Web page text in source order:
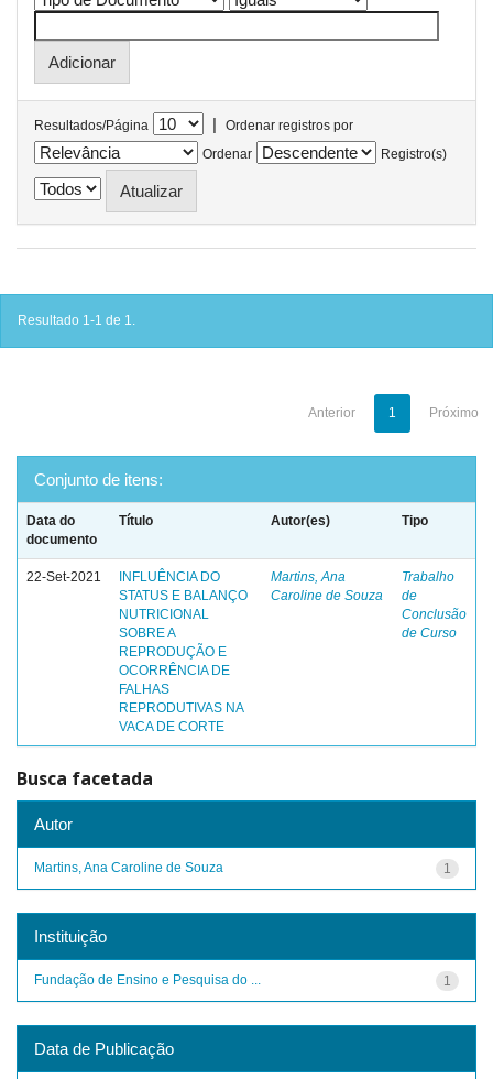
Resultados/Página |
Ordenar registros por
Ordenar
Registro(s)
Resultado 1-1 de 1.
Anterior 1 Próximo
Conjunto de itens:
Data do
documento
Título Autor(es) Tipo
22-Set-2021
INFLUÊNCIA DO
STATUS E BALANÇO
NUTRICIONAL
SOBRE A
REPRODUÇÃO E
OCORRÊNCIA DE
FALHAS
REPRODUTIVAS NA
VACA DE CORTE
Martins, Ana
Caroline de Souza
Trabalho
de
Conclusão
de Curso
Busca facetada
Autor
1
Martins, Ana Caroline de Souza
Instituição
1
Fundação de Ensino e Pesquisa do ...
Data de Publicação